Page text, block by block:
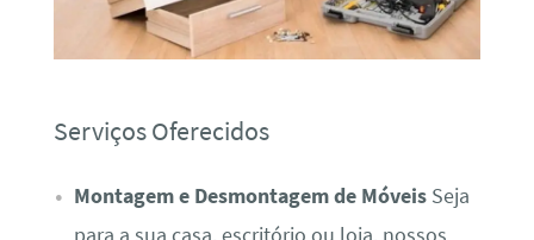
Serviços Oferecidos
Montagem e Desmontagem de MóveisSeja